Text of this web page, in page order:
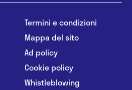
Termini e condizioni
Mappa del sito
Ad policy
Cookie policy
Whistleblowing